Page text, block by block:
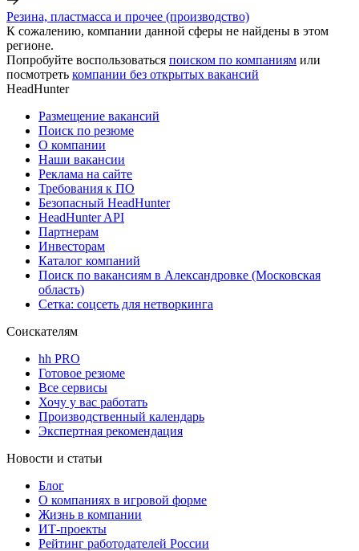
Резина, пластмасса и прочее (производство)
К сожалению, компании данной сферы не найдены в этом
регионе.
Попробуйте воспользоваться поиском по компаниям или
посмотреть компании без открытых вакансий
HeadHunter
Размещение вакансий
Поиск по резюме
О компании
Наши вакансии
Реклама на сайте
Требования к ПО
Безопасный HeadHunter
HeadHunter API
Партнерам
Инвесторам
Каталог компаний
Поиск по вакансиям в Александровке (Московская
область)
Сетка: соцсеть для нетворкинга
Соискателям
hh PRO
Готовое резюме
Все сервисы
Хочу у вас работать
Производственный календарь
Экспертная рекомендация
Новости и статьи
Блог
О компаниях в игровой форме
Жизнь в компании
ИТ-проекты
Рейтинг работодателей России